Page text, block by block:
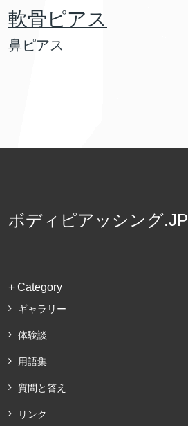
軟骨ピアス
鼻ピアス
ボディピアッシング.JP
+ Category
ギャラリー
体験談
用語集
質問と答え
リンク